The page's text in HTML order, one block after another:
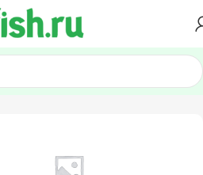
5 Страница 6